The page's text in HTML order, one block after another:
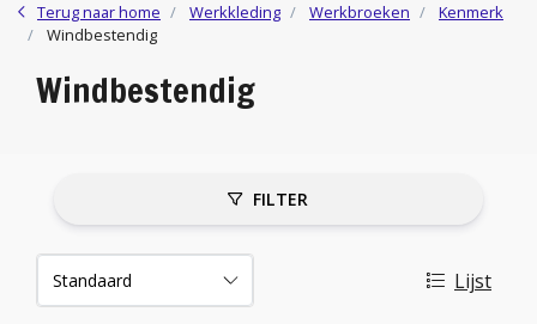
Terug naar home Werkkleding Werkbroeken
Kenmerk
Windbestendig
Windbestendig
FILTER
Lijst